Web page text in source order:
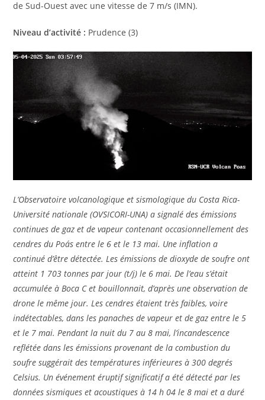
de Sud-Ouest avec une vitesse de 7 m/s (IMN).
Niveau d’activité : Prudence (3)
L’Observatoire volcanologique et sismologique du Costa Rica-
Université nationale (OVSICORI-UNA) a signalé des émissions
continues de gaz et de vapeur contenant occasionnellement des
cendres du Poás entre le 6 et le 13 mai. Une inflation a
continué d’être détectée. Les émissions de dioxyde de soufre ont
atteint 1 703 tonnes par jour (t/j) le 6 mai. De l’eau s’était
accumulée à Boca C et bouillonnait, d’après une observation de
drone le même jour. Les cendres étaient très faibles, voire
indétectables, dans les panaches de vapeur et de gaz entre le 5
et le 7 mai. Pendant la nuit du 7 au 8 mai, l’incandescence
reflétée dans les émissions provenant de la combustion du
soufre suggérait des températures inférieures à 300 degrés
Celsius. Un événement éruptif significatif a été détecté par les
données sismiques et acoustiques à 14 h 04 le 8 mai et a duré